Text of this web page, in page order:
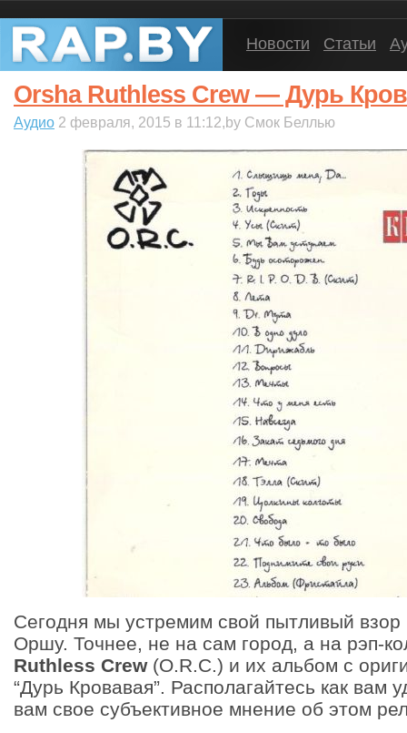
Новости Статьи
Orsha Ruthless Crew — Дурь
Аудио 2 февраля, 2015 в 11:12,by Смок Беллью
Сегодня мы устремим свой пытливый взор
Оршу. Точнее, не на сам город, а на рэп-
Ruthless Crew(O.R.C.) и их альбом с
“Дурь Кровавая”. Располагайтесь как вам
вам свое субъективное мнение об этом